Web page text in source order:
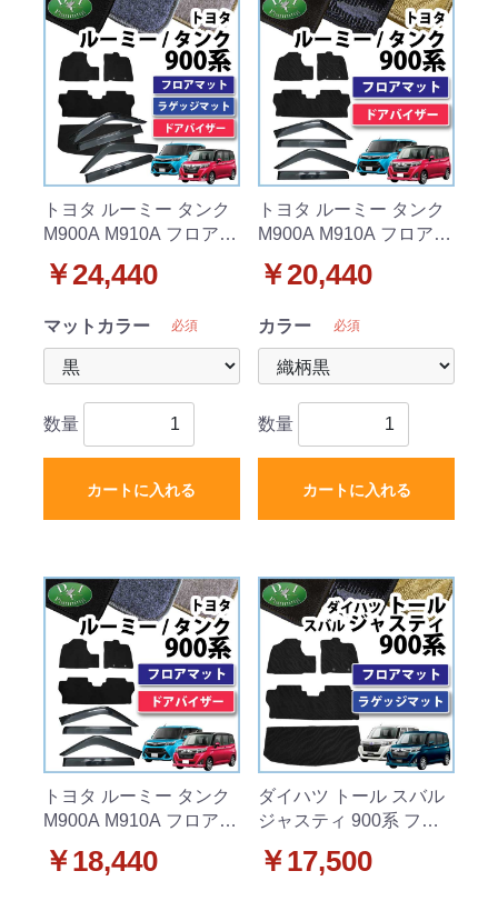
トヨタ ルーミー タンク
M900A M910A フロアマ
ドアバイザー セット DX
￥24,440
マットカラー 必須
数量
カートに入れる
トヨタ ルーミー タンク
M900A M910A フロアマ
ト 織柄シリーズ
￥20,440
カラー 必須
数量
カートに入れる
トヨタ ルーミー タンク
M900A M910A フロアマ
ト DXシリーズ
￥18,440
ダイハツ トール スバル
ジャスティ 900系 フロ
ト セット 織柄シリーズ
￥17,500